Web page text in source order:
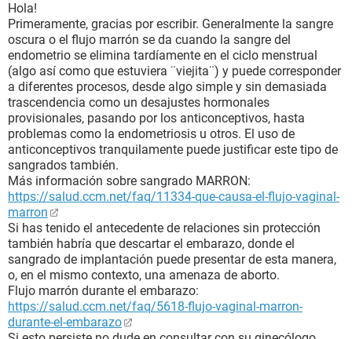
Hola!
Primeramente, gracias por escribir. Generalmente la sangre
oscura o el flujo marrón se da cuando la sangre del
endometrio se elimina tardíamente en el ciclo menstrual
(algo así como que estuviera ¨viejita¨) y puede corresponder
a diferentes procesos, desde algo simple y sin demasiada
trascendencia como un desajustes hormonales
provisionales, pasando por los anticonceptivos, hasta
problemas como la endometriosis u otros. El uso de
anticonceptivos tranquilamente puede justificar este tipo de
sangrados también.
Más información sobre sangrado MARRON:
https://salud.ccm.net/faq/11334-que-causa-el-flujo-vaginal-
marron
Si has tenido el antecedente de relaciones sin protección
también habría que descartar el embarazo, donde el
sangrado de implantación puede presentar de esta manera,
o, en el mismo contexto, una amenaza de aborto.
Flujo marrón durante el embarazo:
https://salud.ccm.net/faq/5618-flujo-vaginal-marron-
durante-el-embarazo